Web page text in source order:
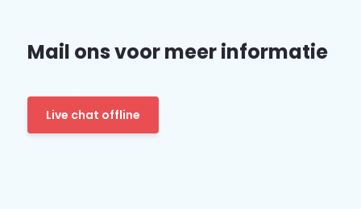
Mail ons voor meer informatie
Live chat offline